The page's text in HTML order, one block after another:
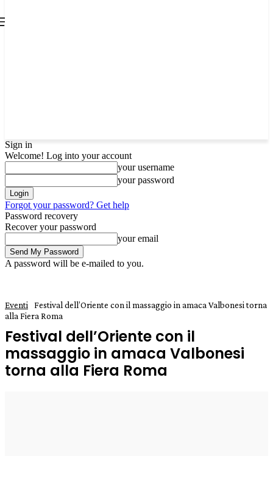
Sign in
Welcome! Log into your account
your username
your password
Forgot your password? Get help
Password recovery
Recover your password
your email
A password will be e-mailed to you.
Eventi
Festival dell’Oriente con il massaggio in amaca Valbonesi torna
alla Fiera Roma
Festival dell’Oriente con il
massaggio in amaca Valbonesi
torna alla Fiera Roma